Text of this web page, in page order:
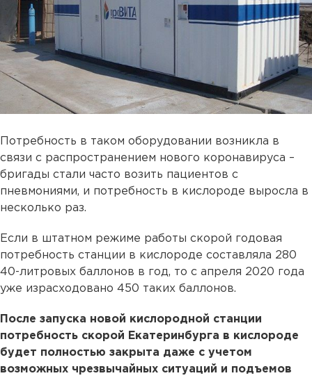
Потребность в таком оборудовании возникла в
связи с распространением нового коронавируса –
бригады стали часто возить пациентов с
пневмониями, и потребность в кислороде выросла в
несколько раз.
Если в штатном режиме работы скорой годовая
потребность станции в кислороде составляла 280
40-литровых баллонов в год, то с апреля 2020 года
уже израсходовано 450 таких баллонов.
После запуска новой кислородной станции
потребность скорой Екатеринбурга в кислороде
будет полностью закрыта даже с учетом
возможных чрезвычайных ситуаций и подъемов